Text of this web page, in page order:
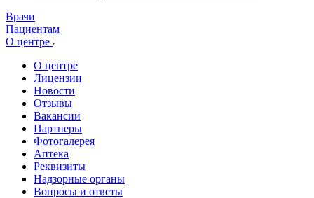
Врачи
Пациентам
О центре
О центре
Лицензии
Новости
Отзывы
Вакансии
Партнеры
Фотогалерея
Аптека
Реквизиты
Надзорные органы
Вопросы и ответы